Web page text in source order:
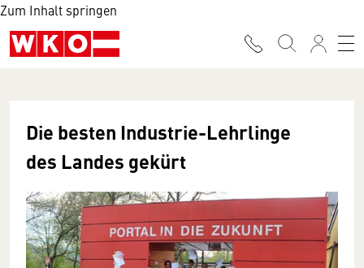
Zum Inhalt springen
Die besten Industrie-Lehrlinge
des Landes gekürt